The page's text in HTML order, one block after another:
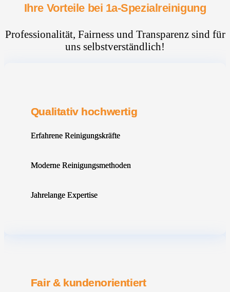
Ihre Vorteile bei 1a-Spezialreinigung
Professionalität, Fairness und Transparenz sind für
uns selbstverständlich!
Qualitativ hochwertig
Erfahrene Reinigungskräfte
Moderne Reinigungsmethoden
Jahrelange Expertise
Fair & kundenorientiert